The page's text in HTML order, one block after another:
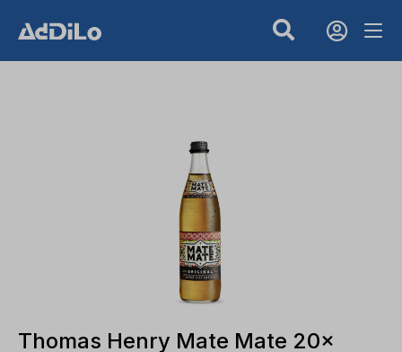
Thomas Henry Mate Mate 20x